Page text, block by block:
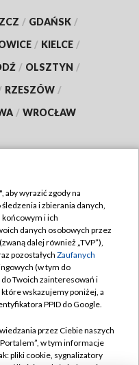
/ GDAŃSK /
/ KIELCE /
/ OLSZTYN /
RZESZÓW /
/ WROCŁAW
TVP
aby wyrazić zgody na
i zbierania danych,
i ich
danych osobowych przez
dalej również „TVP”),
pozostałych Zaufanych
(w tym do
Twoich zainteresowań i
wskazujemy poniżej, a
PPID do Google.
przez Ciebie naszych
w tym informacje
pliki cookie, sygnalizatory